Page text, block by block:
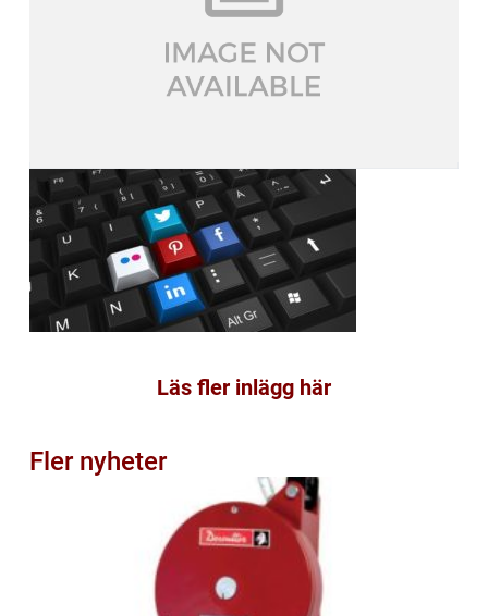
Läs fler inlägg här
Fler nyheter